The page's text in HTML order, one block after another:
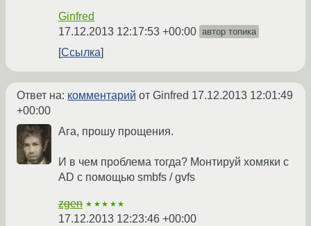
Ginfred
17.12.2013 12:17:53 +00:00 автор топика
Ссылка
Ответ на: комментарий от Ginfred 17.12.2013 12:01:49
+00:00
Ага, прошу прощения.
И в чем проблема тогда? Монтируй хомяки с
AD с помощью smbfs / gvfs
zgen ★★★★★
17.12.2013 12:23:46 +00:00